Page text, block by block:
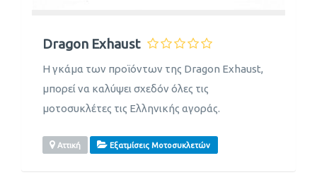
Dragon Exhaust
Η γκάμα των προϊόντων της Dragon Exhaust,
μπορεί να καλύψει σχεδόν όλες τις
μοτοσυκλέτες τις Ελληνικής αγοράς.
Αττική Εξατμίσεις Μοτοσυκλετών